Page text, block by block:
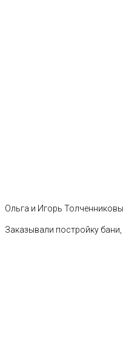
Ольга и Игорь
Заказывали постройку